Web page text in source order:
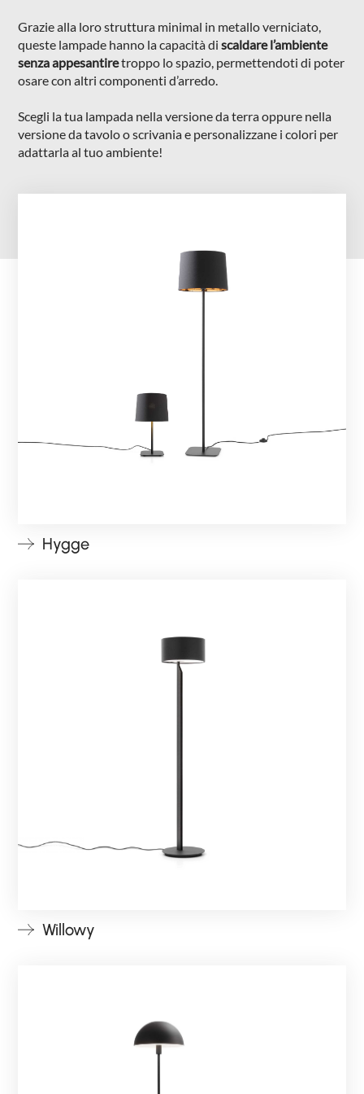
NIGHTIME
GOODNIGHT
COMPLEMENTI
POLTRONCINE
Grazie alla loro struttura minimal in metallo verniciato,
queste lampade hanno la capacità discaldare l’ambiente
senza appesantiretroppo lo spazio, permettendoti di poter
osare con altri componenti d’arredo.
Scegli la tua lampada nella versione da terra oppure nella
versione da tavolo o scrivania e personalizzane i colori per
adattarla al tuo ambiente!
Hygge
Willowy